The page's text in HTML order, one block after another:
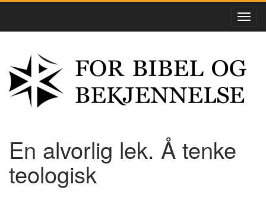
En alvorlig lek. Å tenke
teologisk